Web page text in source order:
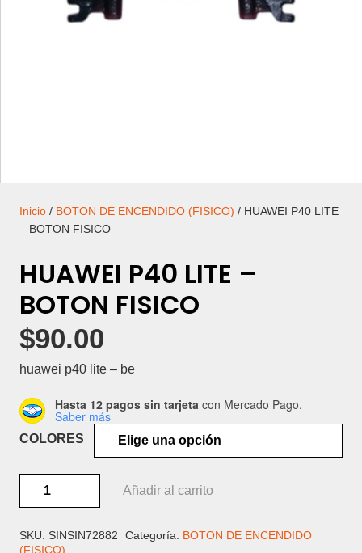
Inicio / BOTON DE ENCENDIDO (FISICO) / HUAWEI P40 LITE
– BOTON FISICO
HUAWEI P40 LITE –
BOTON FISICO
$90.00
huawei p40 lite – be
Hasta 12 pagos sin tarjeta con Mercado Pago.
Saber más
COLORES
-
Añadir al carrito
SKU: SINSIN72882 Categoría: BOTON DE ENCENDIDO
(FISICO)